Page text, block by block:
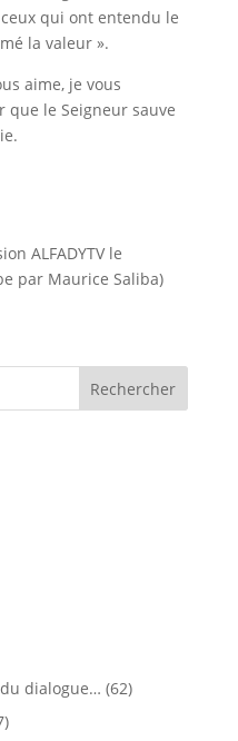
qui ont entendu le
la valeur ».
aime, je vous
que le Seigneur sauve
ALFADYTV le
par Maurice Saliba)
dialogue… (62)